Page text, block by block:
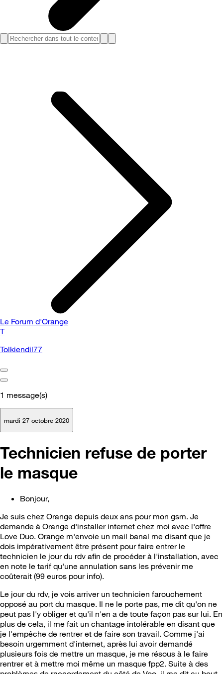
Le Forum d'Orange
T
Tolkiendil77
1 message(s)
mardi 27 octobre 2020
Technicien refuse de porter
le masque
Bonjour,
Je suis chez Orange depuis deux ans pour mon gsm. Je
demande à Orange d'installer internet chez moi avec l'offre
Love Duo. Orange m'envoie un mail banal me disant que je
dois impérativement être présent pour faire entrer le
technicien le jour du rdv afin de procéder à l'installation, avec
en note le tarif qu'une annulation sans les prévenir me
coûterait (99 euros pour info).
Le jour du rdv, je vois arriver un technicien farouchement
opposé au port du masque. Il ne le porte pas, me dit qu'on ne
peut pas l'y obliger et qu'il n'en a de toute façon pas sur lui. En
plus de cela, il me fait un chantage intolérable en disant que
je l'empêche de rentrer et de faire son travail. Comme j'ai
besoin urgemment d'internet, après lui avoir demandé
plusieurs fois de mettre un masque, je me résous à le faire
rentrer et à mettre moi même un masque fpp2. Suite à des